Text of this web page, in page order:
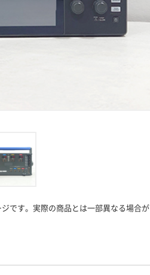
です。実際の商品とは一部異なる場合が